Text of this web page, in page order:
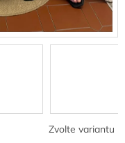
Zvolte variantu